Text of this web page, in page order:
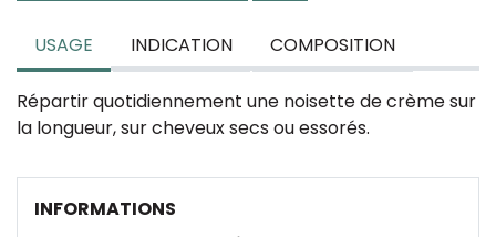
USAGE INDICATION COMPOSITION
Répartir quotidiennement une noisette de crème sur
la longueur, sur cheveux secs ou essorés.
INFORMATIONS